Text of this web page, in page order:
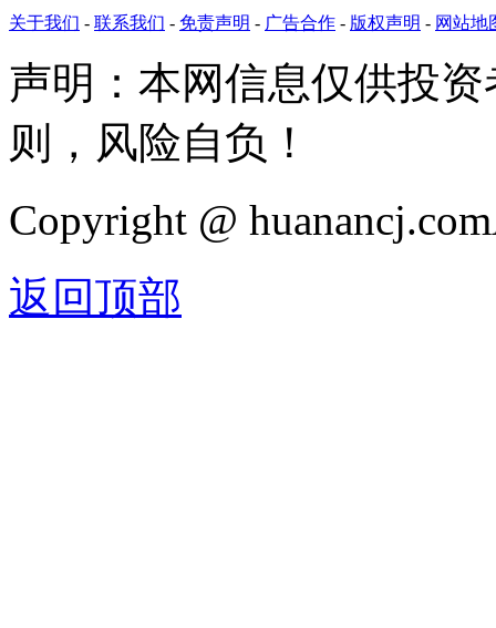
关于我们 - 联系我们 - 免责声明 - 广告合作 - 版权声明 - 网站地
声明：本网信息仅供投
则，风险自负！
Copyright @
返回顶部